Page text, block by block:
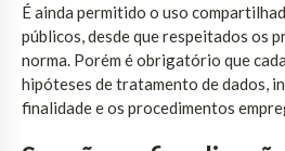
É ainda permitido o uso
públicos, desde que respeitados os
norma. Porém é obrigatório que
hipóteses de tratamento de dados,
finalidade e os procedimentos